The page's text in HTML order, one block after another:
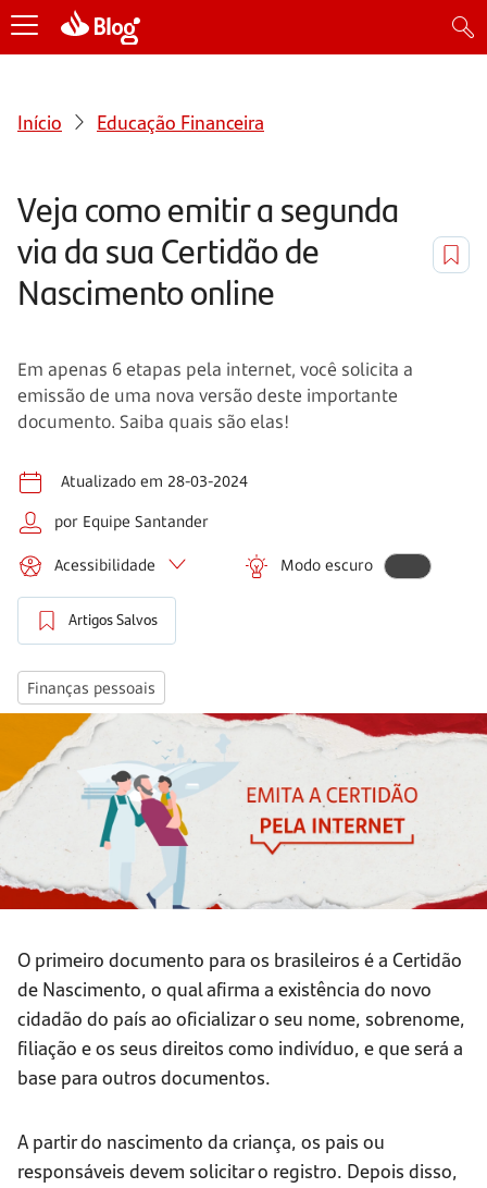
Início Educação Financeira
Veja como emitir a segunda
via da sua Certidão de
Nascimento online
Em apenas 6 etapas pela internet, você solicita a
emissão de uma nova versão deste importante
documento. Saiba quais são elas!
Atualizado em 28-03-2024
por Equipe Santander
Acessibilidade Modo escuro
Artigos Salvos
Finanças pessoais
O primeiro documento para os brasileiros é a Certidão
de Nascimento, o qual afirma a existência do novo
cidadão do país ao oficializar o seu nome, sobrenome,
filiação e os seus direitos como indivíduo, e que será a
base para outros documentos.
A partir do nascimento da criança, os pais ou
responsáveis devem solicitar o registro. Depois disso,